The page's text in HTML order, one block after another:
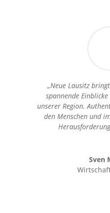
„Neue Lausitz
spannende
unserer Region.
den Menschen und
Sven